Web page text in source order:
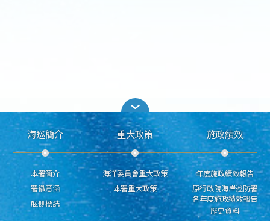
海巡簡介
本署簡介
署徽意涵
舷側標誌
重大政策
海洋委員會重大政策
本署重大政策
施政績效
年度施政績效報告
原行政院海岸巡防署
各年度施政績效報告
歷史資料